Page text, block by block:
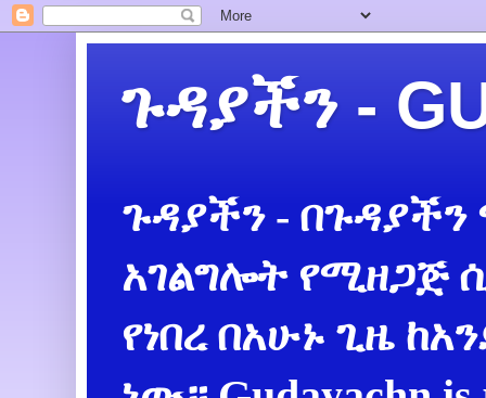
ጉዳያችን -
ጉዳያችን -
አገልግሎት የሚዘጋጅ
የነበረ በአሁኑ ጊዜ